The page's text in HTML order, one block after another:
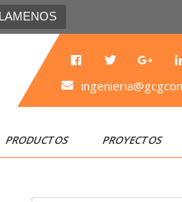
PRODUCTOS PROYECTOS